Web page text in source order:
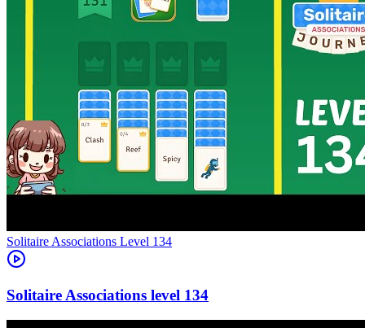
Level 134
134